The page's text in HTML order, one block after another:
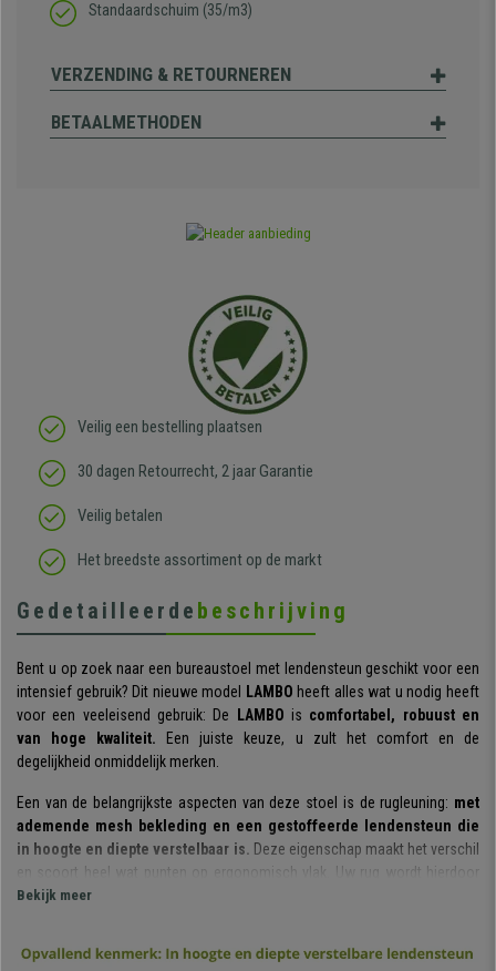
Standaardschuim (35/m3)
VERZENDING & RETOURNEREN
BETAALMETHODEN
Veilig een bestelling plaatsen
30 dagen Retourrecht, 2 jaar Garantie
Veilig betalen
Het breedste assortiment op de markt
Gedetailleerde beschrijving
Bent u op zoek naar een bureaustoel met lendensteun geschikt voor een
intensief gebruik? Dit nieuwe model
LAMBO heeft alles wat u nodig heeft
voor een veeleisend gebruik: De
LAMBO is comfortabel, robuust en
van
hoge kwaliteit. Een juiste keuze, u zult het comfort en de
degelijkheid onmiddelijk merken.
Een van de belangrijkste aspecten van deze stoel is de rugleuning: met
ademende mesh bekleding en een gestoffeerde lendensteun die
in hoogte en diepte verstelbaar is. Deze eigenschap maakt het verschil
en scoort heel wat punten op ergonomisch vlak. Uw rug wordt hierdoor
goed ondersteund en het zorgt ook voor een optimale lichaamshouding.
standen en een balanceringssysteem.U kan dus de stoel achterover
Bekijk meer